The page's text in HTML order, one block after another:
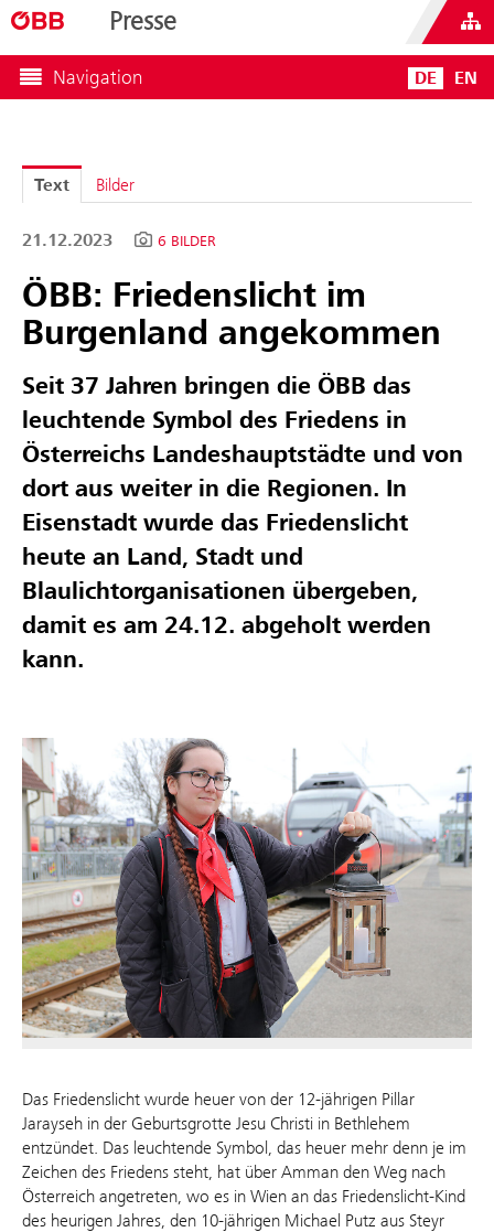
Presse
Navigation DE EN
Text Bilder
21.12.2023 6 BILDER
ÖBB: Friedenslicht im
Burgenland angekommen
Seit 37 Jahren bringen die ÖBB das
leuchtende Symbol des Friedens in
Österreichs Landeshauptstädte und von
dort aus weiter in die Regionen. In
Eisenstadt wurde das Friedenslicht
heute an Land, Stadt und
Blaulichtorganisationen übergeben,
damit es am 24.12. abgeholt werden
kann.
Das Friedenslicht wurde heuer von der 12-jährigen Pillar
Jarayseh in der Geburtsgrotte Jesu Christi in Bethlehem
entzündet. Das leuchtende Symbol, das heuer mehr denn je im
Zeichen des Friedens steht, hat über Amman den Weg nach
Österreich angetreten, wo es in Wien an das Friedenslicht-Kind
des heurigen Jahres, den 10-jährigen Michael Putz aus Steyr